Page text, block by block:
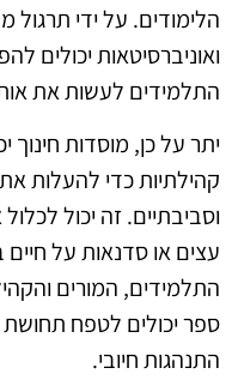
הלימודים. על ידי
ואוניברסיטאות יכולים
התלמידים לעשות את
יתר על כן, מוסדות חינוך
קהילתיות כדי להעלות
וסביבתיים. זה יכול לכלול
עצים או סדנאות על חיים
התלמידים, המורים
ספר יכולים לטפח תחושת
התנהגות חיובי.